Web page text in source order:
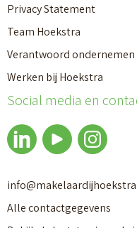
Makelaardij
Privacy Statement
Team Hoekstra
Verantwoord ondernemen
Werken bij Hoekstra
Social media en
Alle contactgegevens